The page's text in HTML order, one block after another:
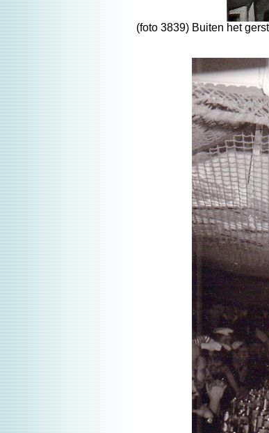
(foto 3839) Buiten het